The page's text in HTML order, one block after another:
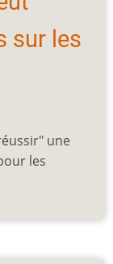
sur les
une
les